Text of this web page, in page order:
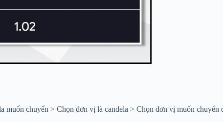
muốn chuyển > Chọn đơn vị là candela > Chọn đơn vị muốn chuyển